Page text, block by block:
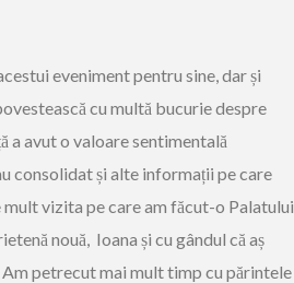
eveniment pentru sine, dar și
cu multă bucurie despre
a avut o valoare sentimentală
consolidat și alte informații pe care
vizita pe care am făcut-o Palatului
nouă, Ioana și cu gândul că aș
Am petrecut mai mult timp cu părintele